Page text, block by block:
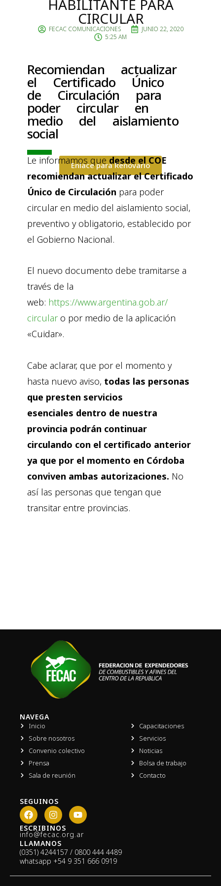
HABILITANTE PARA
CIRCULAR
FECAC COMUNICACIONES
JUNIO 22, 2020
5:25 AM
Recomiendan actualizar
el Certificado Único
de Circulación para
poder circular en
medio del aislamiento
social
Enlace para Renovarlo
Le informamos que desde el COE
recomiendan actualizar el Certificado
Único de Circulación para poder
circular en medio del aislamiento social,
preventivo y obligatorio, establecido por
el Gobierno Nacional.
El nuevo documento debe tramitarse a
través de la
web: https://www.argentina.gob.ar/
circularo por medio de la aplicación
«Cuidar».
Cabe aclarar, que por el momento y
hasta nuevo aviso, todas las personas
que presten servicios
esenciales dentro de nuestra
provincia podrán continuar
circulando con el certificado anterior
ya que por el momento en Córdoba
conviven ambas autorizaciones. No
así las personas que tengan que
transitar entre provincias.
NAVEGA
Inicio
Sobre nosotros
Convenio colectivo
Prensa
Sala de reunión
Capacitaciones
Servicios
Noticias
Bolsa de trabajo
Contacto
SEGUINOS
F
a
c
e
b
o
o
I
n
s
t
a
g
r
Y
o
u
t
b
e
ESCRIBINOS
info@fecac.org.ar
LLAMANOS
(0351) 4244157 / 0800 444 4489
whatsapp +54 9 351 666 0919